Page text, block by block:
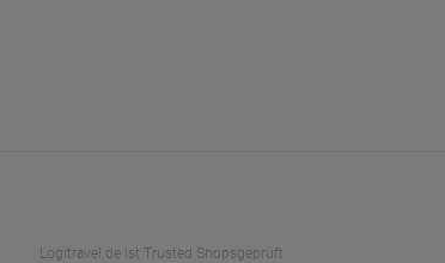
Logitravel.de ist Trusted Shopsgeprüft